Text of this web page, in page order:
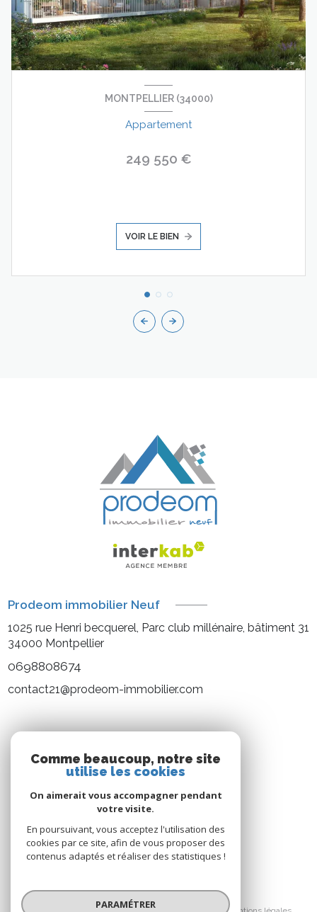
MONTPELLIER (34000)
Appartement
249 550 €
VOIR LE BIEN
Prodeom immobilier Neuf
1025 rue Henri becquerel, Parc club millénaire, bâtiment 31
34000 Montpellier
0698808674
contact21@prodeom-immobilier.com
Nous suivre
© 2026 | Tous droits réservés
Comme beaucoup, notre site
utilise les cookies
On aimerait vous accompagner pendant
votre visite.
En poursuivant, vous acceptez l'utilisation des
cookies par ce site, afin de vous proposer des
contenus adaptés et réaliser des statistiques !
PARAMÉTRER